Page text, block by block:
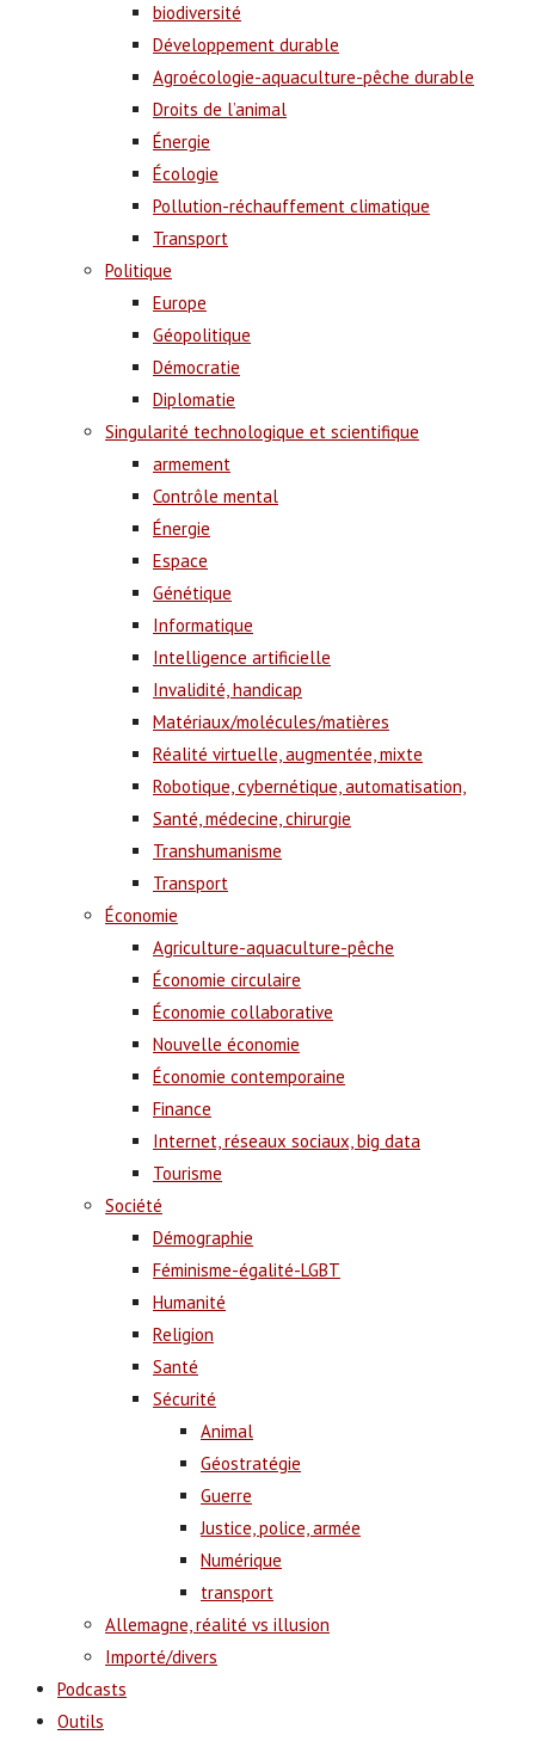
biodiversité
Développement durable
Agroécologie-aquaculture-pêche durable
Droits de l’animal
Énergie
Écologie
Pollution-réchauffement climatique
Transport
Politique
Europe
Géopolitique
Démocratie
Diplomatie
Singularité technologique et scientifique
armement
Contrôle mental
Énergie
Espace
Génétique
Informatique
Intelligence artificielle
Invalidité, handicap
Matériaux/molécules/matières
Réalité virtuelle, augmentée, mixte
Robotique, cybernétique, automatisation,
Santé, médecine, chirurgie
Transhumanisme
Transport
Économie
Agriculture-aquaculture-pêche
Économie circulaire
Économie collaborative
Nouvelle économie
Économie contemporaine
Finance
Internet, réseaux sociaux, big data
Tourisme
Société
Démographie
Féminisme-égalité-LGBT
Humanité
Religion
Santé
Sécurité
Animal
Géostratégie
Guerre
Justice, police, armée
Numérique
transport
Allemagne, réalité vs illusion
Importé/divers
Podcasts
Outils